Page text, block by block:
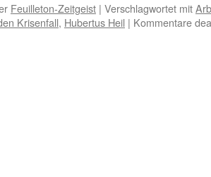
Feuilleton-Zeitgeist | Verschlagwortet mit
Krisenfall, Hubertus Heil | Kommentare